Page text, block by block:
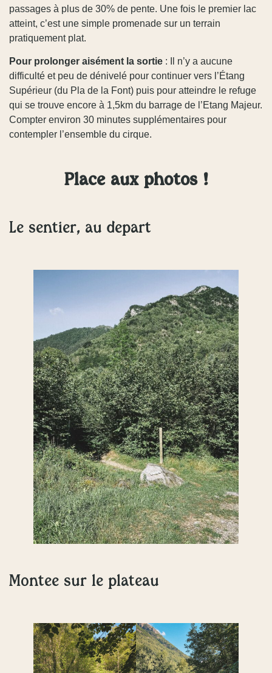
passages à plus de 30% de pente. Une fois le premier lac
atteint, c’est une simple promenade sur un terrain
pratiquement plat.
Pour prolonger aisément la sortie : Il n’y a aucune
difficulté et peu de dénivelé pour continuer vers l’Étang
Supérieur (du Pla de la Font) puis pour atteindre le refuge
qui se trouve encore à 1,5km du barrage de l’Etang Majeur.
Compter environ 30 minutes supplémentaires pour
contempler l’ensemble du cirque.
Place aux photos !
Le sentier, au départ
Montée sur le plateau